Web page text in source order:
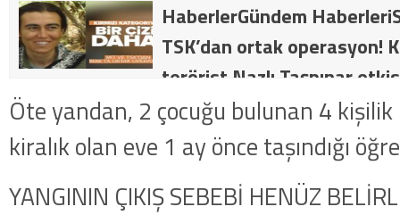
HaberlerGündem
TSK’dan ortak operasyon!
terörist Nazlı Taşpınar
dakika: MİT ve TSK’dan
kategorideki terörist Nazlı
getirildi .
Öte yandan, 2 çocuğu bulunan 4
kiralık olan eve 1 ay önce taşındığı
YANGININ ÇIKIŞ SEBEBİ HENÜZ